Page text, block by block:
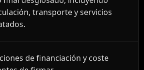
transporte y servicios
de financiación y coste